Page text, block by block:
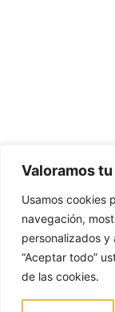
Valoramos
Usamos cookies
navegación,
personalizados y
“Aceptar todo”
de las cookies.